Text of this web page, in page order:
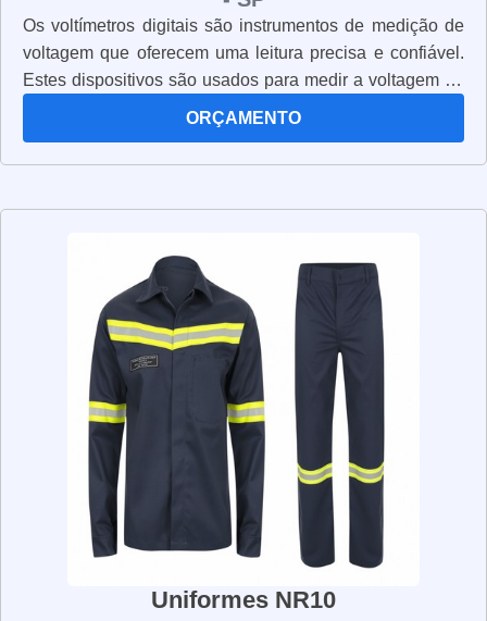
Os voltímetros digitais são instrumentos de medição de
voltagem que oferecem uma leitura precisa e confiável.
Estes dispositivos são usados para medir a voltagem de
circuitos elétricos, permitindo que os usuários verifiquem
voltímetros digitais são muito fáceis de usar e oferecem
compactos e leves, o que os torna ideais para uso em
seguros, pois possuem proteção contra sobrecarga e
curto-circuito. Estes dispositivos são extremamente úteis
para qualquer pessoa que precise medir voltagem de
circuitos elétricos, pois oferecem uma leitura precisa e
confiável.
ORÇAMENTO
Uniformes NR10